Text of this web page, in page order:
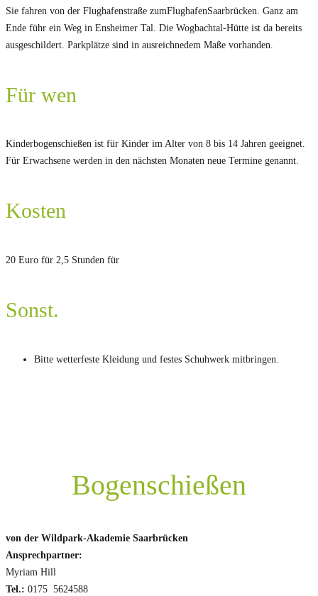
Sie fahren von der Flughafenstraße zumFlughafenSaarbrücken. Ganz am
Ende führ ein Weg in Ensheimer Tal. Die Wogbachtal-Hütte ist da bereits
ausgeschildert. Parkplätze sind in ausreichnedem Maße vorhanden.
Für wen
Kinderbogenschießen ist für Kinder im Alter von 8 bis 14 Jahren geeignet.
Für Erwachsene werden in den nächsten Monaten neue Termine genannt.
Kosten
20 Euro für 2,5 Stunden für
Sonst.
Bitte wetterfeste Kleidung und festes Schuhwerk mitbringen.
Bogenschießen
von der Wildpark-Akademie Saarbrücken
Ansprechpartner:
Myriam Hill
Tel.: 0175 5624588